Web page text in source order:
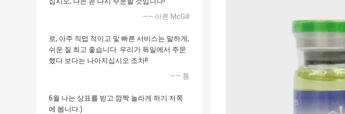
—— 아론 McGill
로, 아주 직업 적이고 및 빠른 서비스는 말하게,
쉬운 질 최고 좋습니다. 우리가 독일에서 주문
했다 보다는 나아지십시오 조차!!
—— 톰
6월 나는 상표를 받고 깜짝 놀라게 하기 저쪽
에 봅니다:)